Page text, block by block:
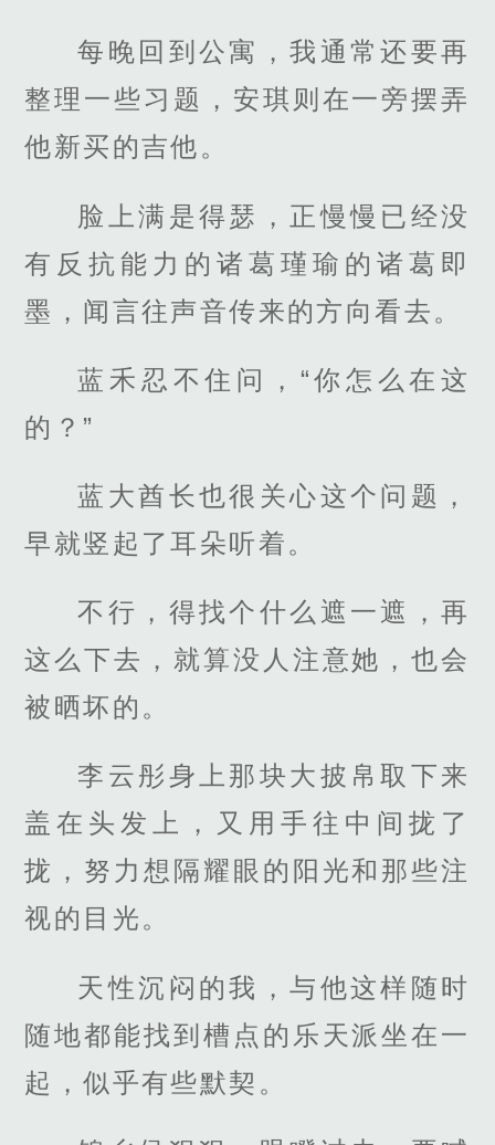
每晚回到公寓，我通常还要再
整理一些习题，安琪则在一旁摆弄
他新买的吉他。
脸上满是得瑟，正慢慢已经没
有反抗能力的诸葛瑾瑜的诸葛即
墨，闻言往声音传来的方向看去。
蓝禾忍不住问，“你怎么在这
的？”
蓝大酋长也很关心这个问题，
早就竖起了耳朵听着。
不行，得找个什么遮一遮，再
这么下去，就算没人注意她，也会
被晒坏的。
李云彤身上那块大披帛取下来
盖在头发上，又用手往中间拢了
拢，努力想隔耀眼的阳光和那些注
视的目光。
天性沉闷的我，与他这样随时
随地都能找到槽点的乐天派坐在一
起，似乎有些默契。